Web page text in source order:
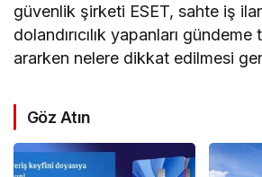
güvenlik şirketi ESET, sahte iş
dolandırıcılık yapanları gündeme
ararken nelere dikkat edilmesi
Göz Atın